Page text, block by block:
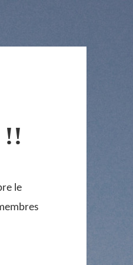
!!
le